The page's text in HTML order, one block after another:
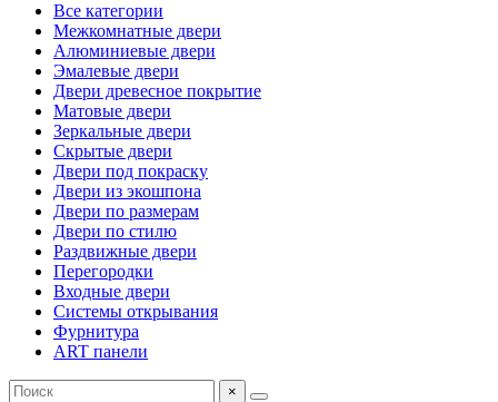
Все категории
Межкомнатные двери
Алюминиевые двери
Эмалевые двери
Двери древесное покрытие
Матовые двери
Зеркальные двери
Скрытые двери
Двери под покраску
Двери из экошпона
Двери по размерам
Двери по стилю
Раздвижные двери
Перегородки
Входные двери
Системы открывания
Фурнитура
ART панели
×